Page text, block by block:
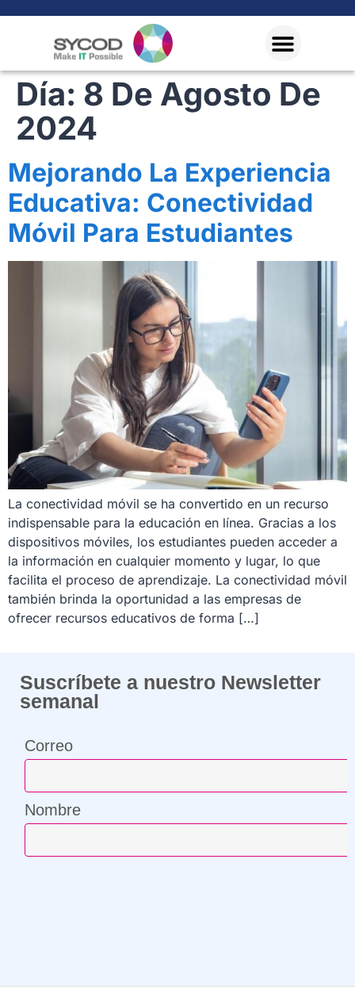
Día: 8 De Agosto De
2024
Mejorando La Experiencia
Educativa: Conectividad
Móvil Para Estudiantes
La conectividad móvil se ha convertido en un recurso
indispensable para la educación en línea. Gracias a los
dispositivos móviles, los estudiantes pueden acceder a
la información en cualquier momento y lugar, lo que
facilita el proceso de aprendizaje. La conectividad móvil
también brinda la oportunidad a las empresas de
ofrecer recursos educativos de forma […]
Suscríbete a nuestro Newsletter
semanal
Correo
Nombre